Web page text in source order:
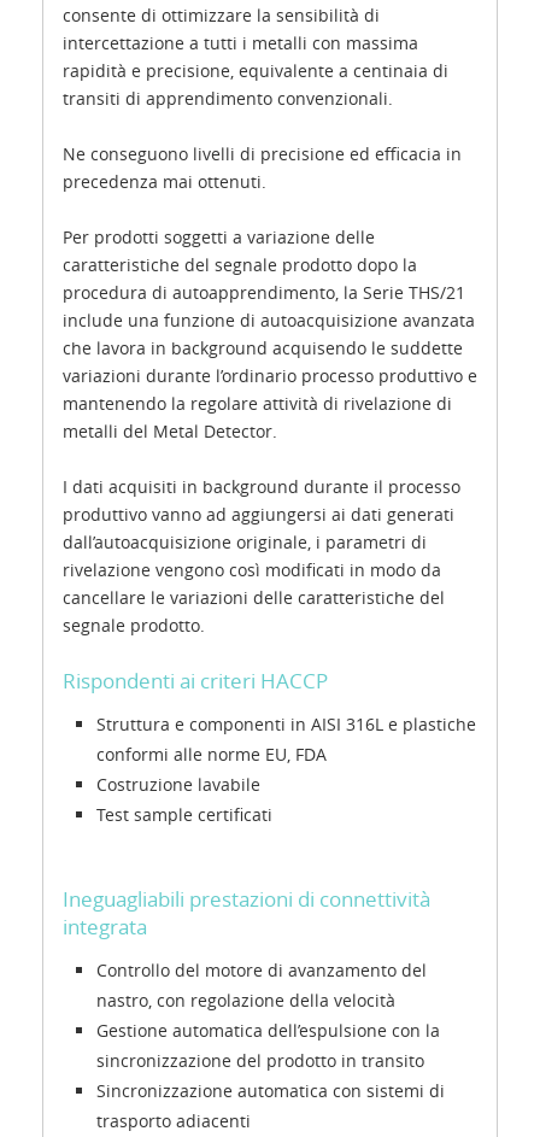
consente di ottimizzare la sensibilità di
intercettazione a tutti i metalli con massima
rapidità e precisione, equivalente a centinaia di
transiti di apprendimento convenzionali.
Ne conseguono livelli di precisione ed efficacia in
precedenza mai ottenuti.
Per prodotti soggetti a variazione delle
caratteristiche del segnale prodotto dopo la
procedura di autoapprendimento, la Serie THS/21
include una funzione di autoacquisizione avanzata
che lavora in background acquisendo le suddette
variazioni durante l’ordinario processo produttivo e
mantenendo la regolare attività di rivelazione di
metalli del Metal Detector.
I dati acquisiti in background durante il processo
produttivo vanno ad aggiungersi ai dati generati
dall’autoacquisizione originale, i parametri di
rivelazione vengono così modificati in modo da
cancellare le variazioni delle caratteristiche del
segnale prodotto.
Rispondenti ai criteri HACCP
Struttura e componenti in AISI 316L e plastiche
conformi alle norme EU, FDA
Costruzione lavabile
Test sample certificati
Ineguagliabili prestazioni di connettività
integrata
Controllo del motore di avanzamento del
nastro, con regolazione della velocità
Gestione automatica dell’espulsione con la
sincronizzazione del prodotto in transito
Sincronizzazione automatica con sistemi di
trasporto adiacenti